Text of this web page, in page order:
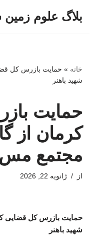
بلاگ علوم
خانه » حمایت بازرس کل
شهید باهنر
حمایت
کرمان از
مجتمع مس
از ژانویه 22, 2026
حمایت بازرس کل قضایی
شهید باهنر